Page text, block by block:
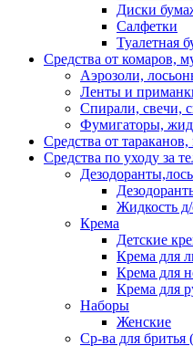
Диски
Салфетки
Туалетная
Средства от комаров,
Аэрозоли,
Ленты и
Спирали, свечи,
Фумигаторы,
Средства от
Средства по уходу за
Жидкость д/
Крема
Детские
Крема для
Крема для
Крема для
Наборы
Женские
Ср-ва для бритья